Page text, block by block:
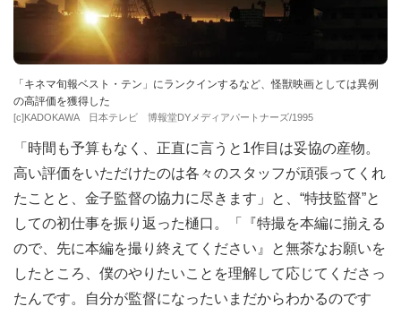
「キネマ旬報ベスト・テン」にランクインするなど、怪獣映画としては異例
の高評価を獲得した
[c]KADOKAWA 日本テレビ 博報堂DYメディアパートナーズ/1995
「時間も予算もなく、正直に言うと1作目は妥協の産物。
高い評価をいただけたのは各々のスタッフが頑張ってくれ
たことと、金子監督の協力に尽きます」と、“特技監督”と
しての初仕事を振り返った樋口。「『特撮を本編に揃える
ので、先に本編を撮り終えてください』と無茶なお願いを
したところ、僕のやりたいことを理解して応じてくださっ
たんです。自分が監督になったいまだからわかるのです